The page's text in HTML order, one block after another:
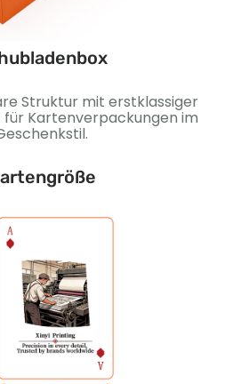
Struktur mit erstklassiger
für Kartenverpackungen im